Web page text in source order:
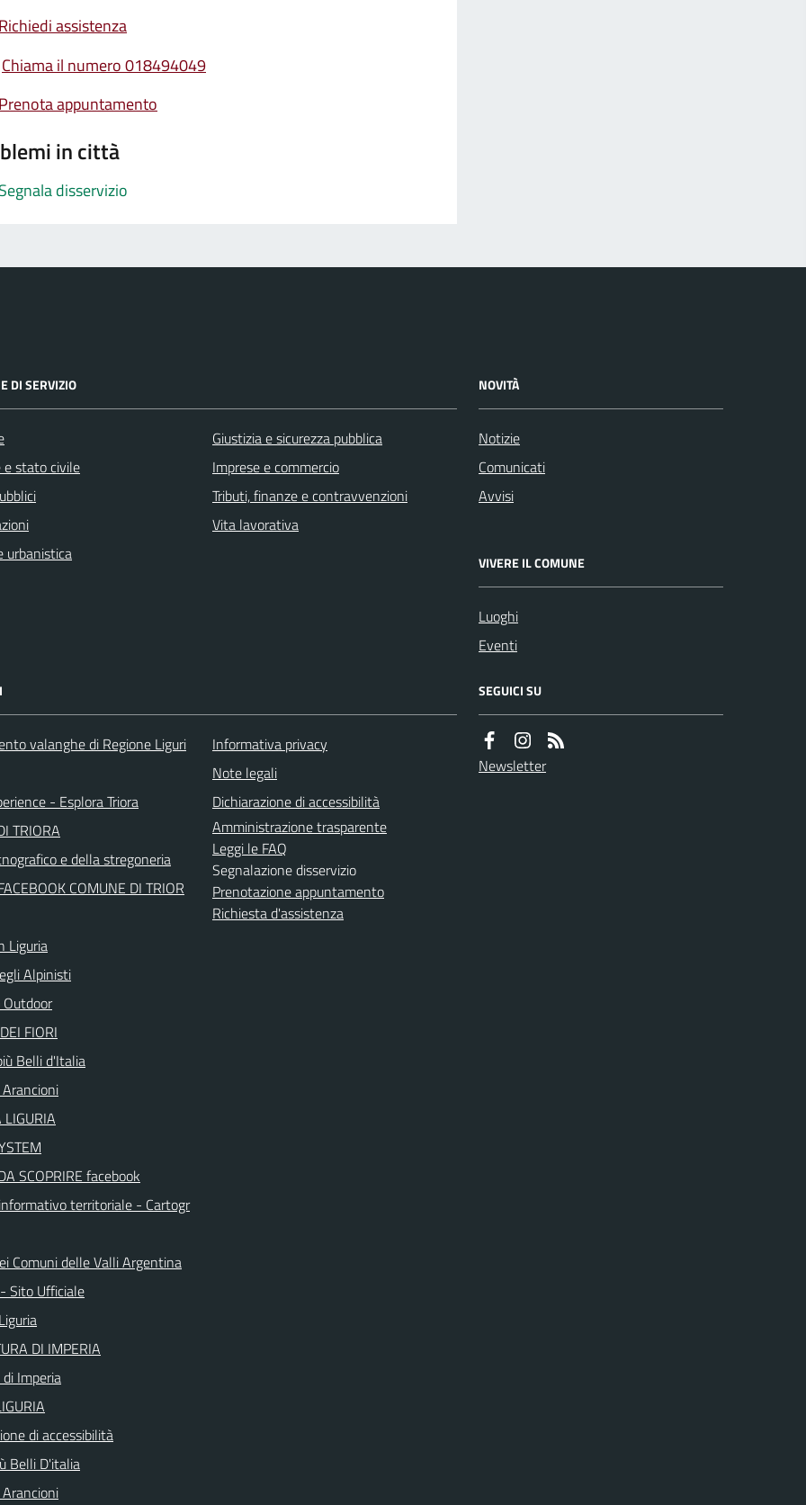
Richiedi assistenza
Chiama il numero 018494049
Prenota appuntamento
in città
Segnala disservizio
DI SERVIZIO
e stato civile
urbanistica
Giustizia e sicurezza pubblica
Imprese e commercio
Tributi, finanze e contravvenzioni
Vita lavorativa
NOVITÀ
Notizie
Comunicati
Avvisi
VIVERE IL COMUNE
Luoghi
Eventi
valanghe di Regione Liguri
- Esplora Triora
TRIORA
e della stregoneria
COMUNE DI TRIOR
Liguria
Alpinisti
FIORI
Belli d'Italia
LIGURIA
SCOPRIRE facebook
territoriale - Cartogr
Comuni delle Valli Argentina
Sito Ufficiale
DI IMPERIA
Imperia
di accessibilità
Belli D'italia
Informativa privacy
Note legali
Dichiarazione di accessibilità
Amministrazione trasparente
Leggi le FAQ
Segnalazione disservizio
Prenotazione appuntamento
Richiesta d'assistenza
SEGUICI SU
Newsletter